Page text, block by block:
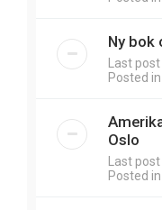
Ny bok
Last
Posted in
Oslo
Last
Posted in